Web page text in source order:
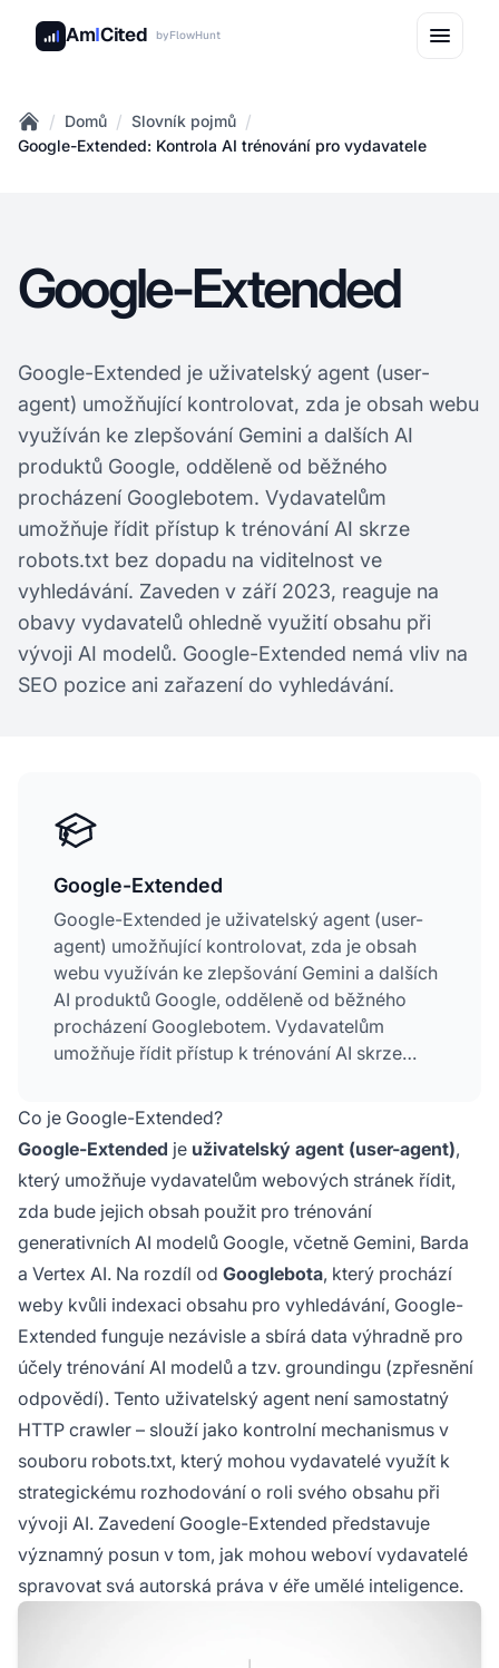
AmICited byFlowHunt
Home
/ Domů / Slovník pojmů /
Google-Extended: Kontrola AI trénování pro vydavatele
Google-Extended
Google-Extended je uživatelský agent (user-
agent) umožňující kontrolovat, zda je obsah webu
využíván ke zlepšování Gemini a dalších AI
produktů Google, odděleně od běžného
procházení Googlebotem. Vydavatelům
umožňuje řídit přístup k trénování AI skrze
robots.txt bez dopadu na viditelnost ve
vyhledávání. Zaveden v září 2023, reaguje na
obavy vydavatelů ohledně využití obsahu při
vývoji AI modelů. Google-Extended nemá vliv na
SEO pozice ani zařazení do vyhledávání.
Google-Extended
Google-Extended je uživatelský agent (user-
agent) umožňující kontrolovat, zda je obsah
webu využíván ke zlepšování Gemini a dalších
AI produktů Google, odděleně od běžného
procházení Googlebotem. Vydavatelům
umožňuje řídit přístup k trénování AI skrze
vyhledávání. Zaveden v září 2023, reaguje na
obavy vydavatelů ohledně využití obsahu při
vývoji AI modelů. Google-Extended nemá vliv
na SEO pozice ani zařazení do vyhledávání.
Co je Google-Extended?
Google-Extended je uživatelský agent (user-agent),
který umožňuje vydavatelům webových stránek řídit,
zda bude jejich obsah použit pro trénování
generativních AI modelů Google, včetně Gemini, Barda
a Vertex AI. Na rozdíl od Googlebota, který prochází
weby kvůli indexaci obsahu pro vyhledávání, Google-
Extended funguje nezávisle a sbírá data výhradně pro
účely trénování AI modelů a tzv. groundingu (zpřesnění
odpovědí). Tento uživatelský agent není samostatný
HTTP crawler – slouží jako kontrolní mechanismus v
souboru robots.txt, který mohou vydavatelé využít k
strategickému rozhodování o roli svého obsahu při
vývoji AI. Zavedení Google-Extended představuje
významný posun v tom, jak mohou weboví vydavatelé
spravovat svá autorská práva v éře umělé inteligence.